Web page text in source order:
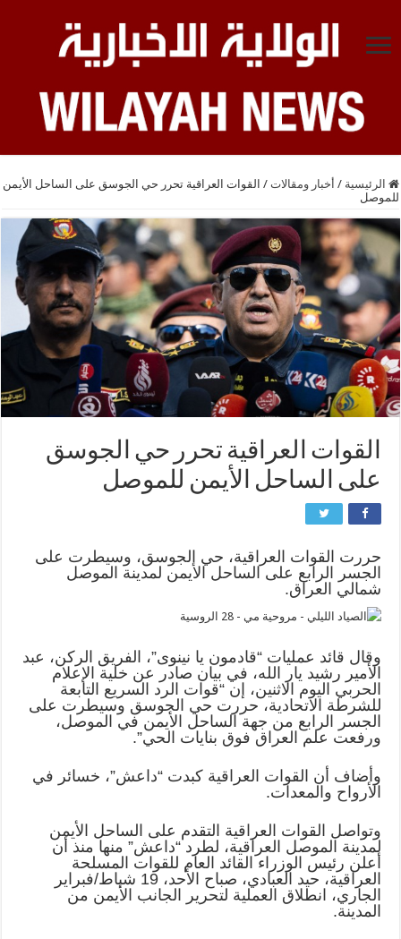
الرئيسية / أخبار ومقالات / القوات العراقية تحرر حي الجوسق على الساحل الأيمن
للموصل
القوات العراقية تحرر حي الجوسق
على الساحل الأيمن للموصل
حررت القوات العراقية، حي الجوسق، وسيطرت على
الجسر الرابع على الساحل الأيمن لمدينة الموصل
شمالي العراق.
وقال قائد عمليات “قادمون يا نينوى”، الفريق الركن، عبد
الأمير رشيد يار الله، في بيان صادر عن خلية الإعلام
الحربي اليوم الاثنين، إن “قوات الرد السريع التابعة
للشرطة الاتحادية، حررت حي الجوسق وسيطرت على
الجسر الرابع من جهة الساحل الأيمن في الموصل،
ورفعت علم العراق فوق بنايات الحي”.
وأضاف أن القوات العراقية كبدت “داعش”، خسائر في
الأرواح والمعدات.
وتواصل القوات العراقية التقدم على الساحل الأيمن
لمدينة الموصل العراقية، لطرد “داعش” منها منذ أن
أعلن رئيس الوزراء القائد العام للقوات المسلحة
العراقية، حيد العبادي، صباح الأحد، 19 شباط/فبراير
الجاري، انطلاق العملية لتحرير الجانب الأيمن من
المدينة.